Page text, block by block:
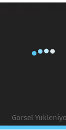
Görsel